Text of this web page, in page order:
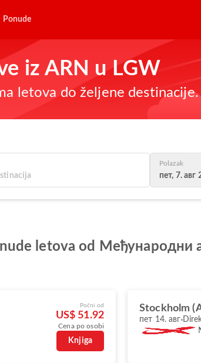
Ponude
iz ARN u LGW
letova do željene
Polazak
пет, 7. авг
letova od
Počni od
US$ 51.92
Cena po osobi
Knjiga
Stockholm
пет 14. авг